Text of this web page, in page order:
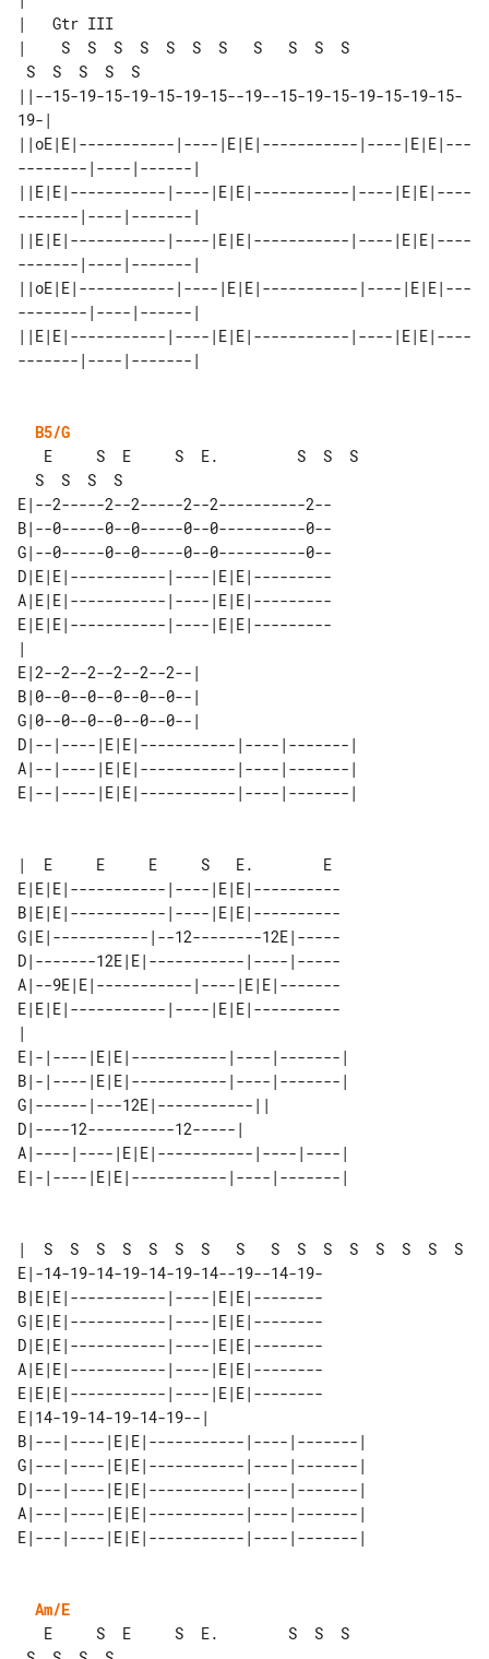
|   Gtr III
|    S  S  S  S  S  S  S   S   S  S  S
||--15-19-15-19-15-19-15--19--15-19-15-19-15-19-15-
19-|
||oE|E|-----------|----|E|E|-----------|----|E|E|---
--------|----|------|
||E|E|-----------|----|E|E|-----------|----|E|E|----
-------|----|-------|
||E|E|-----------|----|E|E|-----------|----|E|E|----
-------|----|-------|
||oE|E|-----------|----|E|E|-----------|----|E|E|---
--------|----|------|
||E|E|-----------|----|E|E|-----------|----|E|E|----
-------|----|-------|
B5/G
E|--2-----2--2-----2--2----------2--
B|--0-----0--0-----0--0----------0--
G|--0-----0--0-----0--0----------0--
D|E|E|-----------|----|E|E|---------
A|E|E|-----------|----|E|E|---------
E|E|E|-----------|----|E|E|---------
|
E|2--2--2--2--2--2--|
B|0--0--0--0--0--0--|
G|0--0--0--0--0--0--|
D|--|----|E|E|-----------|----|-------|
A|--|----|E|E|-----------|----|-------|
E|--|----|E|E|-----------|----|-------|
|  E     E     E     S   E.        E
E|E|E|-----------|----|E|E|----------
B|E|E|-----------|----|E|E|----------
G|E|-----------|--12--------12E|-----
D|-------12E|E|-----------|----|-----
A|--9E|E|-----------|----|E|E|-------
E|E|E|-----------|----|E|E|----------
|
E|-|----|E|E|-----------|----|-------|
B|-|----|E|E|-----------|----|-------|
G|------|---12E|-----------||
D|----12----------12-----|
A|----|----|E|E|-----------|----|----|
E|-|----|E|E|-----------|----|-------|
|  S  S  S  S  S  S  S   S   S  S  S  S  S  S  S  S
E|-14-19-14-19-14-19-14--19--14-19-
B|E|E|-----------|----|E|E|--------
G|E|E|-----------|----|E|E|--------
D|E|E|-----------|----|E|E|--------
A|E|E|-----------|----|E|E|--------
E|E|E|-----------|----|E|E|--------
E|14-19-14-19-14-19--|
B|---|----|E|E|-----------|----|-------|
G|---|----|E|E|-----------|----|-------|
D|---|----|E|E|-----------|----|-------|
A|---|----|E|E|-----------|----|-------|
Am/E